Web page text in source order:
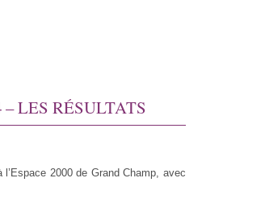
LES RÉSULTATS
l’Espace 2000 de Grand Champ, avec